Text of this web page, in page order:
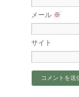
メール ※
サイト